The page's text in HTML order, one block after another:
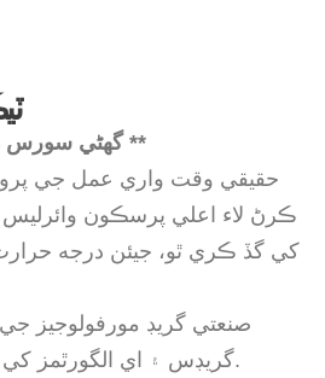
** گھڻي سورس ڊيٽا گڏ ڪرڻ **
ڪرڻ لاء اعلي پرسڪون
کي گڏ ڪري ٿو، جيئن درجه
گريڊس ۽ اي الگورٿمز کي استعمال ڪري ٿو.